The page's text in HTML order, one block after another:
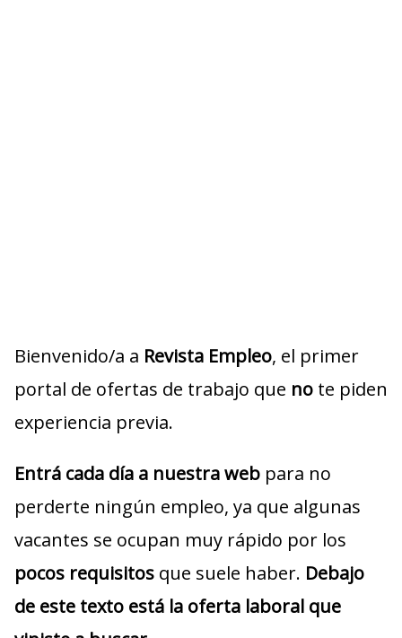
Bienvenido/a a Revista Empleo, el primer
portal de ofertas de trabajo que no te piden
experiencia previa.
Entrá cada día a nuestra web para no
perderte ningún empleo, ya que algunas
vacantes se ocupan muy rápido por los
pocos requisitos que suele haber. Debajo
de este texto está la oferta laboral que